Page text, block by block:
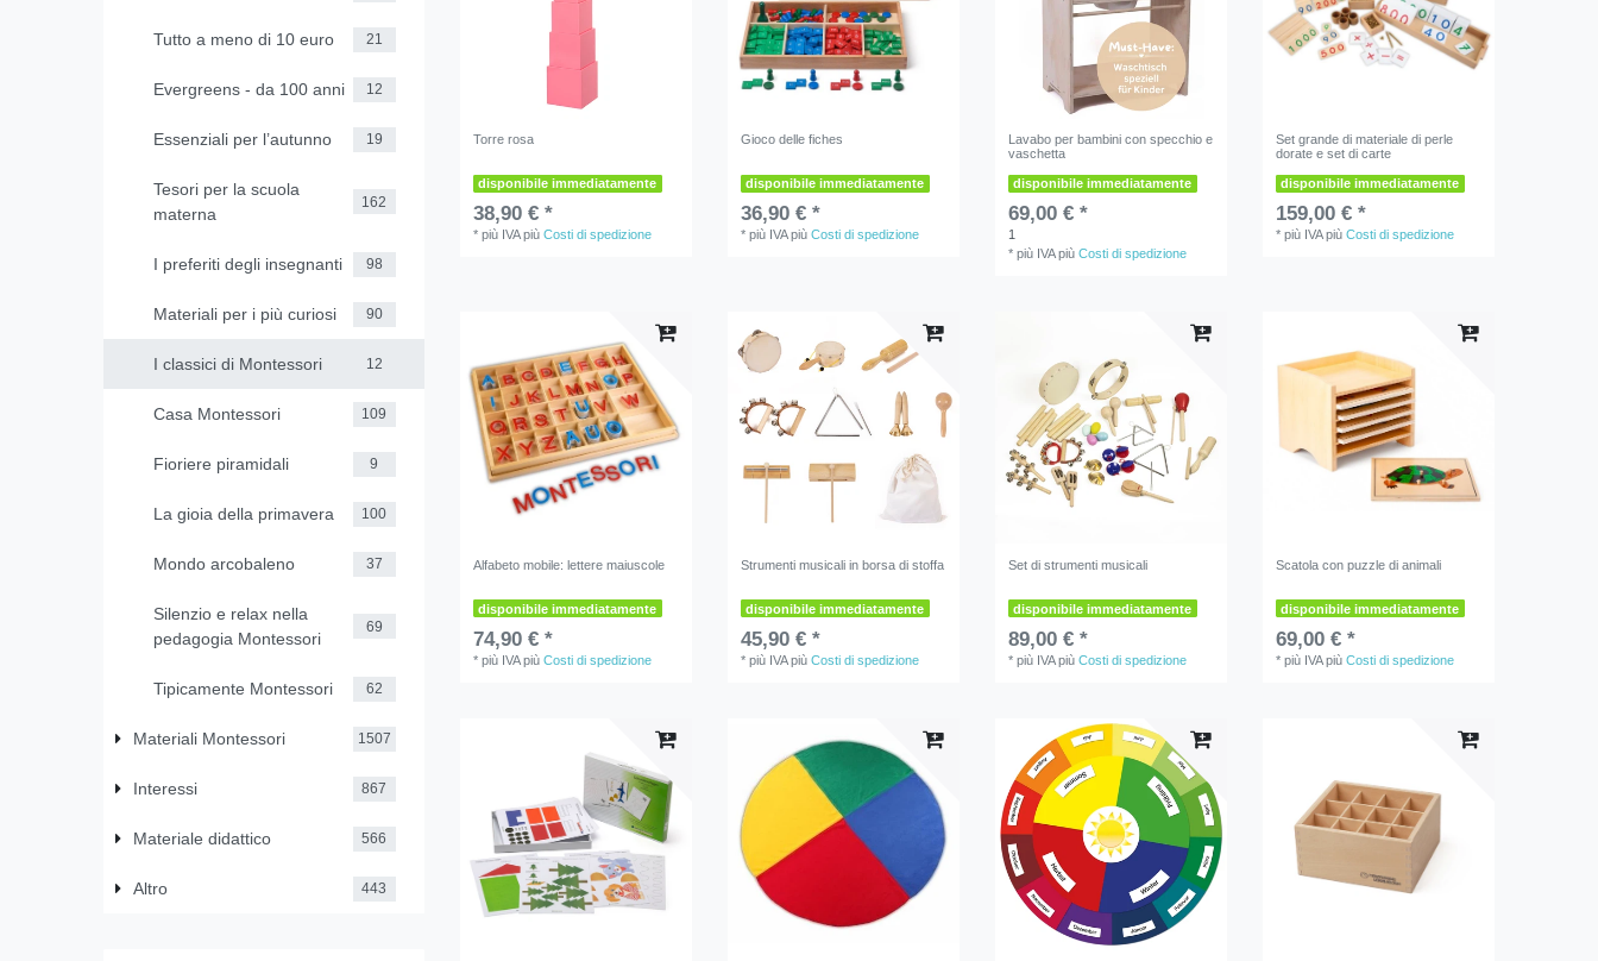
Tutto a meno di 10 euro 21
Evergreens - da 100 anni 12
Essenziali per l’autunno 19
Tesori per la scuola
materna
162
I preferiti degli insegnanti 98
Materiali per i più curiosi 90
I classici di Montessori 12
Casa Montessori 109
Fioriere piramidali 9
La gioia della primavera 100
Mondo arcobaleno 37
Silenzio e relax nella
pedagogia Montessori
69
Tipicamente Montessori 62
Materiali Montessori 1507
Interessi 867
Materiale didattico 566
Altro 443
Torre rosa
disponibile immediatamente
38,90 € *
*più IVApiùCosti di spedizione
Gioco delle fiches
disponibile immediatamente
36,90 € *
*più IVApiùCosti di spedizione
Lavabo per bambini con specchio e
vaschetta
disponibile immediatamente
69,00 € *
1
*più IVApiùCosti di spedizione
Set grande di materiale di perle
dorate e set di carte
disponibile immediatamente
159,00 € *
*più IVApiùCosti di spedizione
Alfabeto mobile: lettere maiuscole
disponibile immediatamente
74,90 € *
*più IVApiùCosti di spedizione
Strumenti musicali in borsa di stoffa
disponibile immediatamente
45,90 € *
*più IVApiùCosti di spedizione
Set di strumenti musicali
disponibile immediatamente
89,00 € *
*più IVApiùCosti di spedizione
Scatola con puzzle di animali
disponibile immediatamente
69,00 € *
*più IVApiùCosti di spedizione